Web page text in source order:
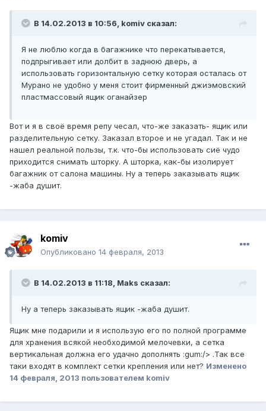
В 14.02.2013 в 10:56, komiv сказал:
Я не люблю когда в багажнике что перекатывается,
подпрыгивает или долбит в заднюю дверь, а
использовать горизонтальную сетку которая осталась от
Мурано не удобно у меня стоит фирменный джиэмовский
пластмассовый ящик оганайзер
Вот и я в своё время репу чесал, что-же заказать- ящик или
разделительную сетку. Заказал второе и не угадал. Так и не
нашел реальной пользы, т.к. что-бы использовать сиё чудо
приходится снимать шторку. А шторка, как-бы изолирует
багажник от салона машины. Ну а теперь заказывать ящик
-жаба душит.
komiv
Опубликовано 14 февраля, 2013
В 14.02.2013 в 11:18, Maks сказал:
Ну а теперь заказывать ящик -жаба душит.
Ящик мне подарили и я использую его по полной программе
для хранения всякой необходимой мелочевки, а сетка
вертикальная должна его удачно дополнять :gum:/> .Так все
таки входят в комплект сетки крепления или нет? Изменено
14 февраля, 2013 пользователем komiv